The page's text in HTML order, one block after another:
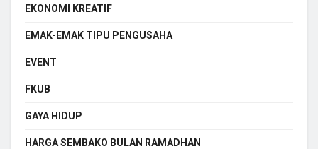
EKONOMI KREATIF
EMAK-EMAK TIPU PENGUSAHA
EVENT
FKUB
GAYA HIDUP
HARGA SEMBAKO BULAN RAMADHAN